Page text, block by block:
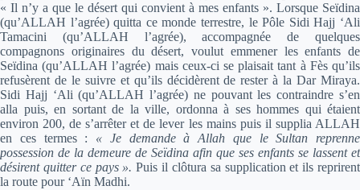
« Il n’y a que le désert qui convient à mes enfants ». Lorsque Seïdina
(qu’ALLAH l’agrée) quitta ce monde terrestre, le Pôle Sidi Hajj ‘Ali
Tamacini (qu’ALLAH l’agrée), accompagnée de quelques
compagnons originaires du désert, voulut emmener les enfants de
Seïdina (qu’ALLAH l’agrée) mais ceux-ci se plaisait tant à Fès qu’ils
refusèrent de le suivre et qu’ils décidèrent de rester à la Dar Miraya.
Sidi Hajj ‘Ali (qu’ALLAH l’agrée) ne pouvant les contraindre s’en
alla puis, en sortant de la ville, ordonna à ses hommes qui étaient
environ 200, de s’arrêter et de lever les mains puis il supplia ALLAH
en ces termes : « Je demande à Allah que le Sultan reprenne
possession de la demeure de Seïdina afin que ses enfants se lassent et
désirent quitter ce pays ». Puis il clôtura sa supplication et ils reprirent
la route pour ‘Aïn Madhi.